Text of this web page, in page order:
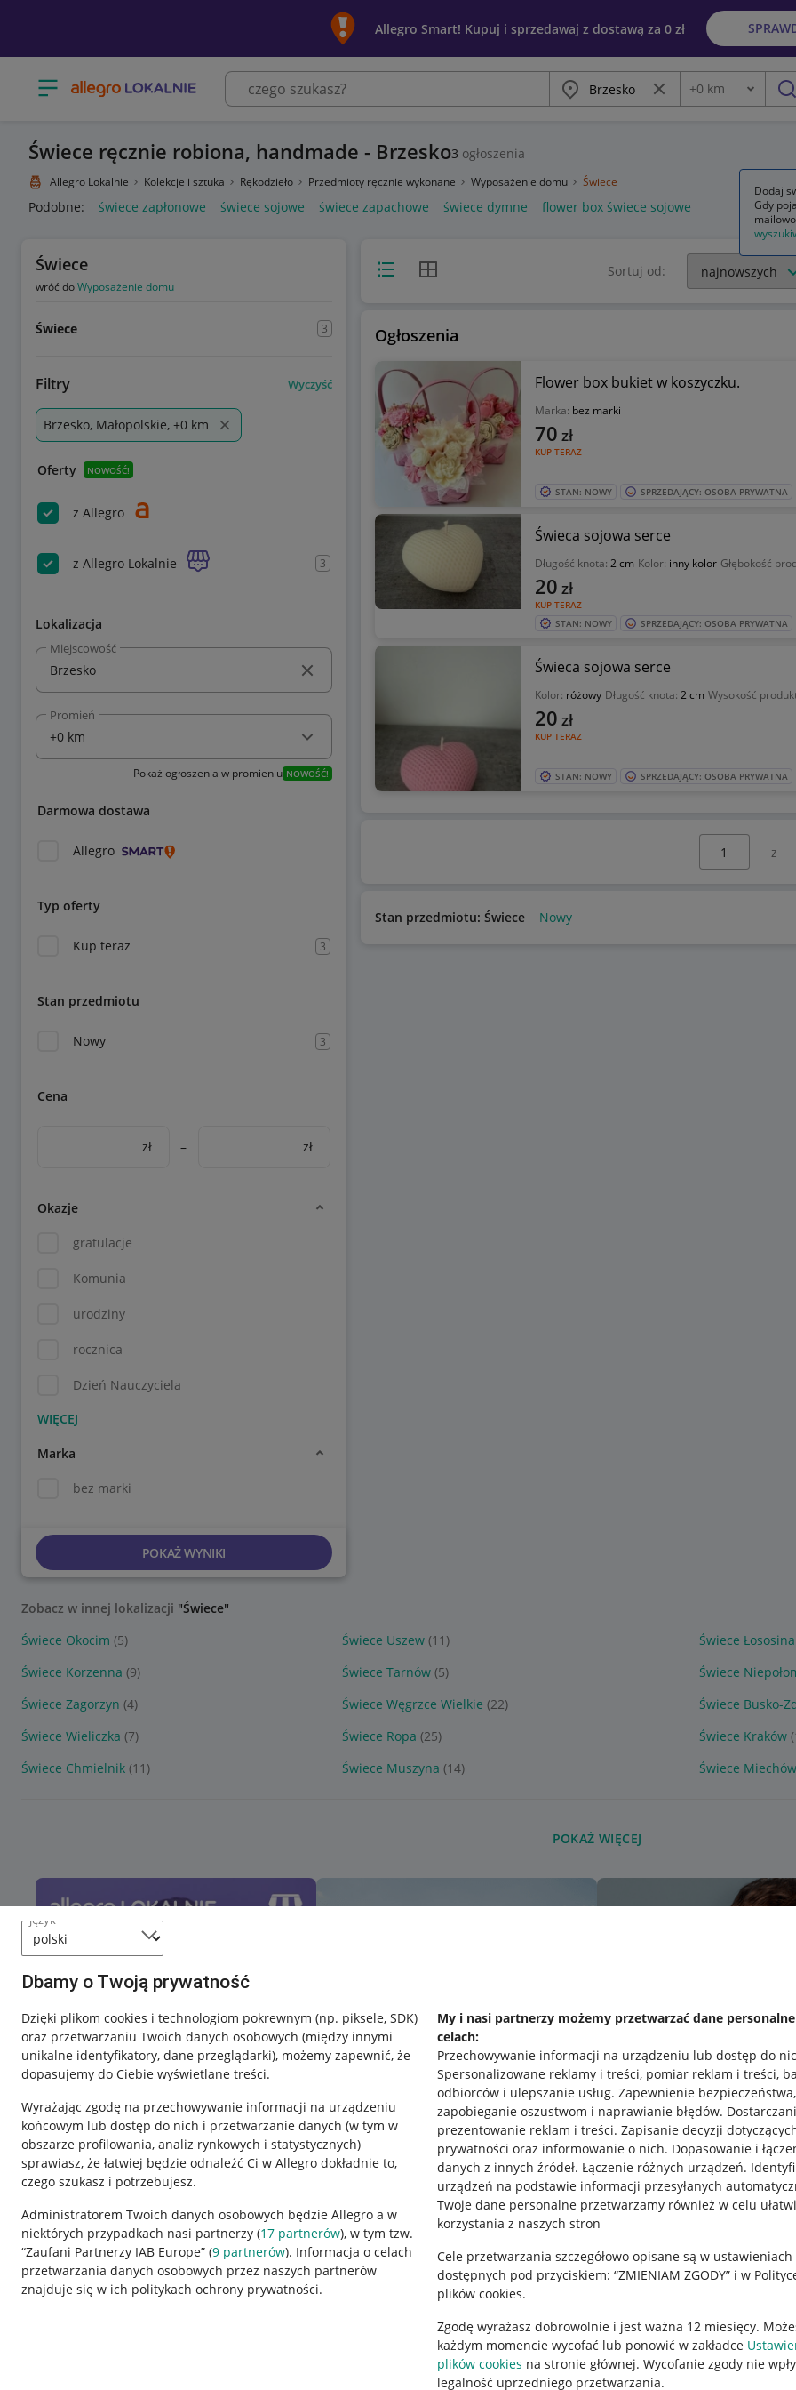
język
Dbamy o Twoją prywatność
Dzięki plikom cookies i technologiom pokrewnym (np. piksele, SDK)
oraz przetwarzaniu Twoich danych osobowych (między innymi
unikalne identyfikatory, dane przeglądarki), możemy zapewnić, że
dopasujemy do Ciebie wyświetlane treści.
Wyrażając zgodę na przechowywanie informacji na urządzeniu
końcowym lub dostęp do nich i przetwarzanie danych (w tym w
obszarze profilowania, analiz rynkowych i statystycznych)
sprawiasz, że łatwiej będzie odnaleźć Ci w Allegro dokładnie to,
czego szukasz i potrzebujesz.
Administratorem Twoich danych osobowych będzie Allegro a w
niektórych przypadkach nasi partnerzy (17 partnerów), w tym tzw.
“Zaufani Partnerzy IAB Europe” (9 partnerów). Informacja o celach
przetwarzania danych osobowych przez naszych partnerów
znajduje się w ich politykach ochrony prywatności.
My i nasi partnerzy możemy przetwarzać dane
celach:
Przechowywanie informacji na urządzeniu lub dostęp do
Spersonalizowane reklamy i treści, pomiar reklam i treści,
odbiorców i ulepszanie usług. Zapewnienie bezpieczeństwa,
zapobieganie oszustwom i naprawianie błędów.
prezentowanie reklam i treści. Zapisanie decyzji
prywatności oraz informowanie o nich. Dopasowanie i
danych z innych źródeł. Łączenie różnych urządzeń.
urządzeń na podstawie informacji przesyłanych
Twoje dane personalne przetwarzamy również w celu
korzystania z naszych stron
Cele przetwarzania szczegółowo opisane są w ustawieniach
dostępnych pod przyciskiem: “ZMIENIAM ZGODY” i w
plików cookies.
Zgodę wyrażasz dobrowolnie i jest ważna 12 miesięcy.
każdym momencie wycofać lub ponowić w zakładce
plików cookies na stronie głównej. Wycofanie zgody nie
legalność uprzedniego przetwarzania.
Allegro Smart! Kupuj i sprzedawaj z dostawą za 0 zł
Otwórz menu z kategoriami Miasto Wyczyść frazę
Odległość
+0 km
Świece ręcznie robiona, handmade - Brzesko3 ogłoszenia
Allegro Lokalnie Kolekcje i sztuka Rękodzieło Przedmioty ręcznie wykonane Wyposażenie domu Świece
Podobne: świece zapłonowe świece sojowe świece zapachowe świece dymne flower box świece sojowe
Świece
wróć doWyposażenie domu
Świece 3
Filtry Wyczyść
Brzesko, Małopolskie, +0 km
Oferty NOWOŚĆ!
z Allegro
z Allegro Lokalnie 3
Lokalizacja
Miejscowość
Promień
Pokaż ogłoszenia w promieniu NOWOŚĆ!
Darmowa dostawa
Allegro
Typ oferty
Kup teraz 3
Stan przedmiotu
Nowy 3
Cena
zł – zł
Okazje
gratulacje
Komunia
urodziny
rocznica
Dzień Nauczyciela
Marka
bez marki
POKAŻ WYNIKI
Widok listyWidok siatki Sortuj od:
Ogłoszenia
Flower box bukiet w koszyczku.
Marka: bez marki
KUP TERAZ
70 zł
STAN: NOWY SPRZEDAJĄCY: OSOBA PRYWATNA
Świeca sojowa serce
Długość knota: 2 cm Kolor: inny kolor Głębokość
KUP TERAZ
20 zł
STAN: NOWY SPRZEDAJĄCY: OSOBA PRYWATNA
Świeca sojowa serce
Kolor: różowy Długość knota: 2 cm Wysokość
KUP TERAZ
20 zł
STAN: NOWY SPRZEDAJĄCY: OSOBA PRYWATNA
z
Stan przedmiotu: Świece Nowy
Zobacz w innej lokalizacji "Świece"
Świece Okocim (5) Świece Uszew (11) Świece
Świece Korzenna (9) Świece Tarnów (5) Świece
Świece Zagorzyn (4) Świece Węgrzce Wielkie (22) Świece Busko-
Świece Wieliczka (7) Świece Ropa (25) Świece Kraków
Świece Chmielnik (11) Świece Muszyna (14) Świece Miechów
POKAŻ WIĘCEJ
Przydatne informacje
Jak to działa
Napisz do nas
Allegro Gadane dla sprzedających
Regulamin
Polityka plików "cookies"
Ustawienia plików "cookies"
Udostępnianie lokalizacji
Informacje dla Aktu o Usługach Cyfrowych
Pobierz aplikację
Dodaj
Gdy